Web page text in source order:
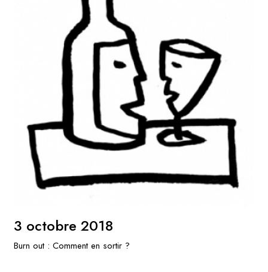
3 octobre 2018
Burn out : Comment en sortir ?